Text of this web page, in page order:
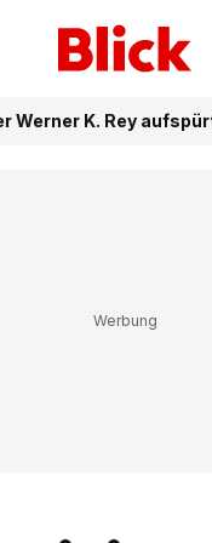
Werner K. Rey